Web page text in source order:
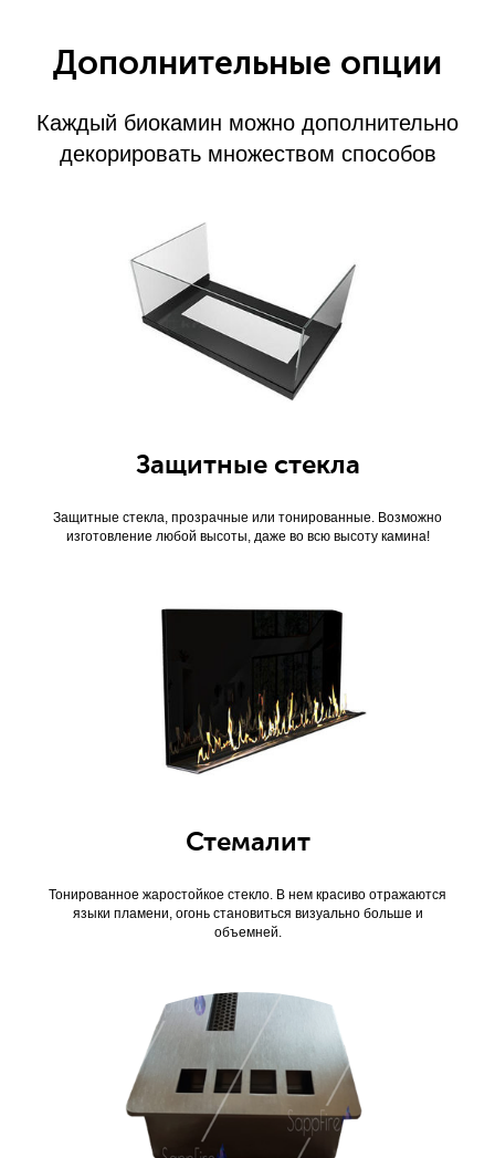
Дополнительные опции
Каждый биокамин можно дополнительно
декорировать множеством способов
Защитные стекла
Защитные стекла, прозрачные или тонированные. Возможно
изготовление любой высоты, даже во всю высоту камина!
Стемалит
Тонированное жаростойкое стекло. В нем красиво отражаются
языки пламени, огонь становиться визуально больше и
объемней.